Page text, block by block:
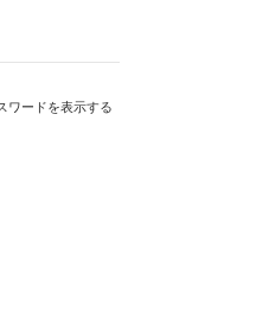
ワードを表示する